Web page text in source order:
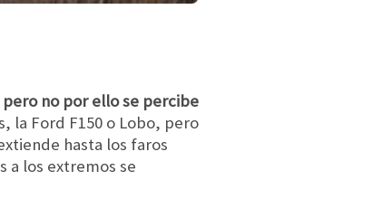
no por ello se percibe
la Ford F150 o Lobo, pero
hasta los faros
a los extremos se